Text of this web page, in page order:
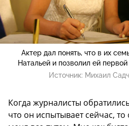
Актер дал понять, что в их
Натальей и позволил ей
Источник: Михаил
Когда журналисты
что он испытывает сейчас, то